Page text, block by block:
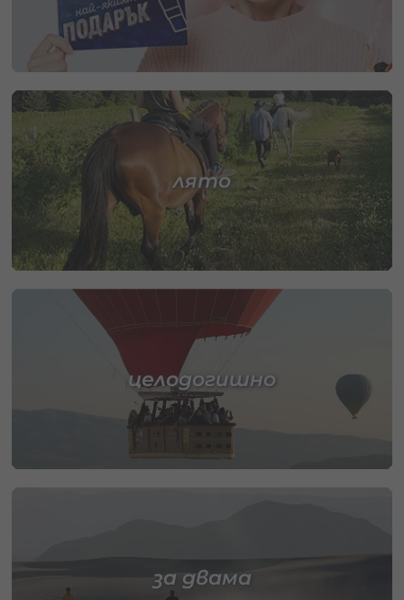
лято
целодогишно
за двама